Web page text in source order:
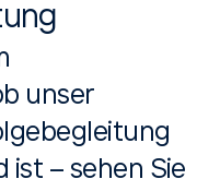
unser
ist – sehen Sie